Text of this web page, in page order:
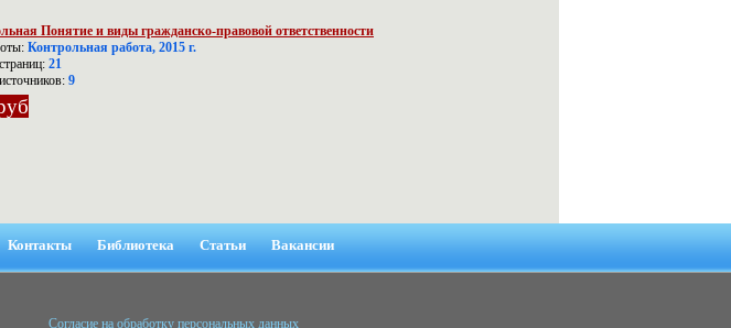
Понятие и виды гражданско-правовой ответственности
Контрольная работа, 2015 г.
21
9
Контакты Библиотека Статьи Вакансии
Cогласие на обработку персональных данных